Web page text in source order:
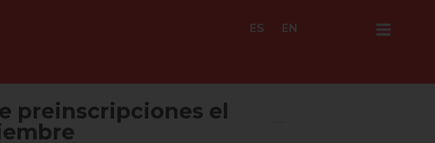
ES EN
preinscripciones el